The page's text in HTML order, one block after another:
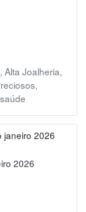
, Alta Joalheria,
,
saúde
2026